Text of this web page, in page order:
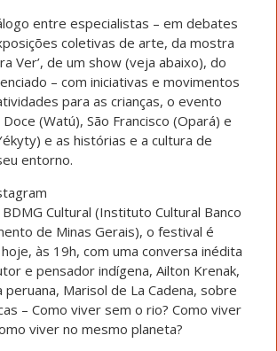
entre especialistas – em debates
coletivas de arte, da mostra
Ver’, de um show (veja abaixo), do
– com iniciativas e movimentos
para as crianças, o evento
(Watú), São Francisco (Opará) e
e as histórias e a cultura de
entorno.
Cultural (Instituto Cultural Banco
de Minas Gerais), o festival é
às 19h, com uma conversa inédita
e pensador indígena, Ailton Krenak,
Marisol de La Cadena, sobre
– Como viver sem o rio? Como viver
viver no mesmo planeta?